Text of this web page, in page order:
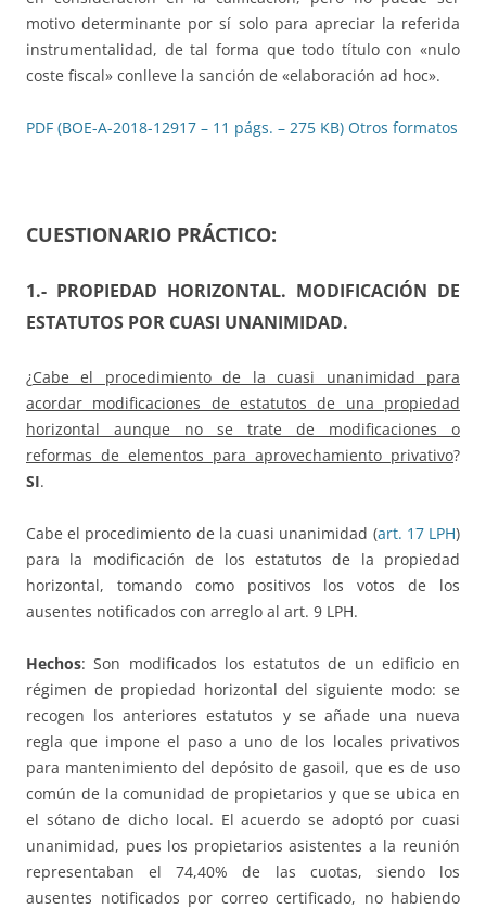
motivo determinante por sí solo para apreciar la referida
instrumentalidad, de tal forma que todo título con «nulo
coste fiscal» conlleve la sanción de «elaboración ad hoc».
PDF (BOE-A-2018-12917 – 11 págs. – 275 KB) Otros formatos
CUESTIONARIO PRÁCTICO:
1.- PROPIEDAD HORIZONTAL. MODIFICACIÓN DE
ESTATUTOS POR CUASI UNANIMIDAD.
¿Cabe el procedimiento de la cuasi unanimidad para
acordar modificaciones de estatutos de una propiedad
horizontal aunque no se trate de modificaciones o
reformas de elementos para aprovechamiento privativo?
SI.
Cabe el procedimiento de la cuasi unanimidad (art. 17 LPH)
para la modificación de los estatutos de la propiedad
horizontal, tomando como positivos los votos de los
ausentes notificados con arreglo al art. 9 LPH.
Hechos: Son modificados los estatutos de un edificio en
régimen de propiedad horizontal del siguiente modo: se
recogen los anteriores estatutos y se añade una nueva
regla que impone el paso a uno de los locales privativos
para mantenimiento del depósito de gasoil, que es de uso
común de la comunidad de propietarios y que se ubica en
el sótano de dicho local. El acuerdo se adoptó por cuasi
unanimidad, pues los propietarios asistentes a la reunión
representaban el 74,40% de las cuotas, siendo los
ausentes notificados por correo certificado, no habiendo